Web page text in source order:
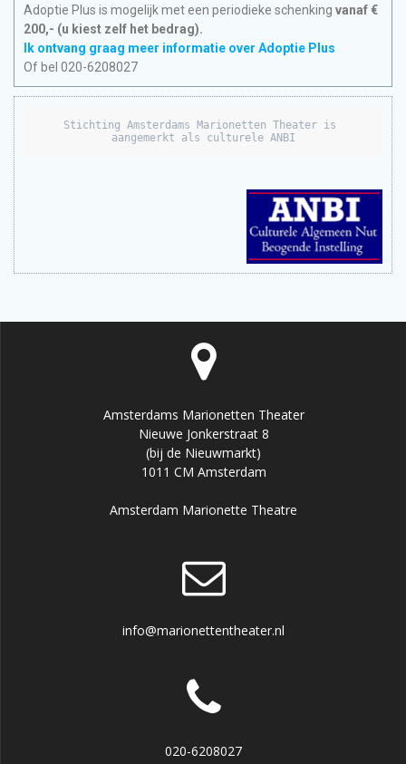
Adoptie Plus is mogelijk met een periodieke schenking vanaf €
200,- (u kiest zelf het bedrag).
Ik ontvang graag meer informatie over Adoptie Plus
Of bel 020-6208027
Stichting Amsterdams Marionetten Theater is
aangemerkt als culturele ANBI
Amsterdams Marionetten Theater
Nieuwe Jonkerstraat 8
(bij de Nieuwmarkt)
1011 CM Amsterdam
Amsterdam Marionette Theatre
info@marionettentheater.nl
020-6208027